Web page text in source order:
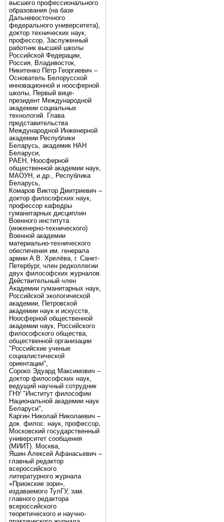
высшего профессионального
образования (на базе
Дальневосточного
федерального университета),
доктор технических наук,
профессор, Заслуженный
работник высшей школы
Российской Федерации,
Россия, Владивосток,
Никитенко Пётр Георгиевич –
Основатель Белорусской
инновационной и ноосферной
школы, Первый вице-
президент Международной
академии социальных
технологий. Глава
представительства
Международной Инженерной
академии Республики
Беларусь, академик НАН
Беларуси,
РАЕН, Ноосферной
общественной академии наук,
МАОУН, и др., Республика
Беларусь,
Комаров Виктор Дмитриевич –
доктор философских наук,
профессор кафедры
гуманитарных дисциплин
Военного института
(инженерно-технического)
Военной академии
материально-технического
обеспечения им. генерала
армии А.В. Хрелёва, г. Санкт-
Петербург, член редколлегии
двух философских журналов.
Действительный член
Академии гуманитарных наук,
Российской экологической
академии, Петровской
академии наук и искусств,
Ноосферной общественной
академии наук, Российского
философского общества,
общественной организации
"Российские ученые
социалистической
ориентации",
Сороко Эдуард Максимович –
доктор философских наук,
ведущий научный сотрудник
ГНУ "Институт философии
Национальной академии наук
Беларуси",
Каргин Николай Николаевич –
док. филос. наук, профессор,
Московский государственный
университет сообщения
(МИИТ). Москва,
Яшин Алексей Афанасьевич –
главный редактор
всероссийского
литературного журнала
«Приокские зори»,
издаваемого ТулГУ, зам.
главного редактора
всероссийского
теоретического и научно-